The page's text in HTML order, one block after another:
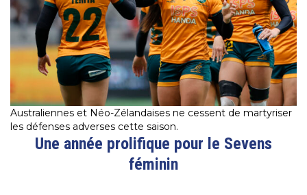
Australiennes et Néo-Zélandaises ne cessent de martyriser
les défenses adverses cette saison.
Une année prolifique pour le Sevens
féminin